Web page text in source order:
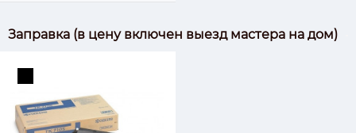
Заправка (в цену включен выезд мастера на дом)